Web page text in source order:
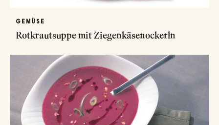
GEMÜSE
Rotkrautsuppe mit Ziegenkäsenockerln